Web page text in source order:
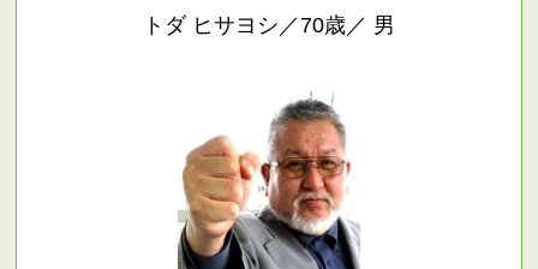
トダ ヒサヨシ／70歳／ 男